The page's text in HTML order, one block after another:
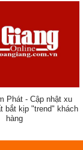
viên y tế, sức
Phát - Cập nhật xu
bắt kịp "trend" khách
hàng